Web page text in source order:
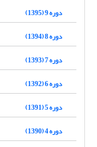
دوره 9 (1395)
دوره 8 (1394)
دوره 7 (1393)
دوره 6 (1392)
دوره 5 (1391)
دوره 4 (1390)